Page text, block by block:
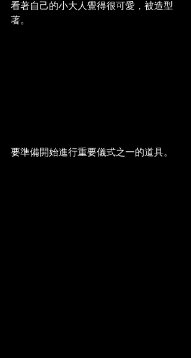
看著自己的小大人覺得很可愛，被造型
著。
要準備開始進行重要儀式之一的道具。